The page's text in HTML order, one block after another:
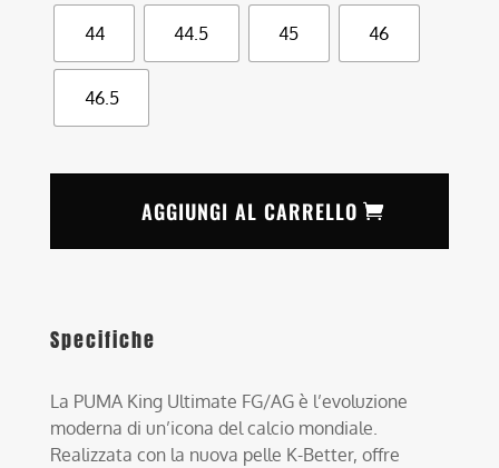
44 44.5 45 46
46.5
AGGIUNGI AL CARRELLO
Specifiche
La PUMA King Ultimate FG/AG è l’evoluzione
moderna di un’icona del calcio mondiale.
Realizzata con la nuova pelle K-Better, offre